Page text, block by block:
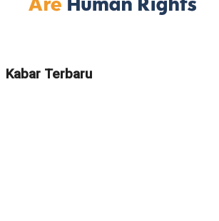
Kabar Terbaru